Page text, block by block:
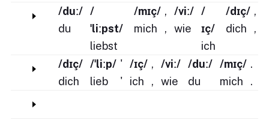
/duː/
du
/
ˈliːpst/
liebst
/mɪç/
mich
,
,
/viː/
wie
/
ɪç/
ich
/dɪç/
dich
,
,
/dɪç/
dich
/ˈliːp/
lieb
'
'
/ɪç/
ich
,
,
/viː/
wie
/duː/
du
/mɪç/
mich
.
.